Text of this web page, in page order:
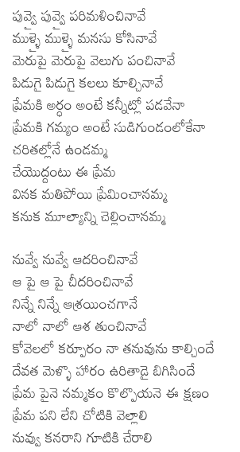
పువ్వై పువ్వై పరిమళించినావే
ముళ్ళై ముళ్ళై మనసు కోసినావే
మెరుపై మెరుపై వెలుగు పంచినావే
పిడుగై పిడుగై కలలు కూల్చినావే
ప్రేమకి అర్ధం అంటే కన్నీట్లో పడవేనా
ప్రేమకి గమ్యం అంటే సుడిగుండంలోకేనా
చరితల్లోనే ఉండమ్మ
చేయొద్దంటు ఈ ప్రేమ
వినక మతిపోయి ప్రేమించానమ్మ
కనుక మూల్యాన్ని చెల్లించానమ్మ
నువ్వే నువ్వే ఆదరించినావే
ఆ పై ఆ పై చీదరించినావే
నిన్నే నిన్నే ఆశ్రయించగానే
నాలో నాలో ఆశ తుంచినావే
కోవెలలో కర్పూరం నా తనువును కాల్చిందే
దేవత మెళ్ళొ హారం ఉరితాడై బిగిసిందే
ప్రేమ పైనె నమ్మకం కొల్పొయనె ఈ క్షణం
ప్రేమ పని లేని చోటికి వెల్లాలి
నువ్వు కనరాని గూటికి చేరాలి